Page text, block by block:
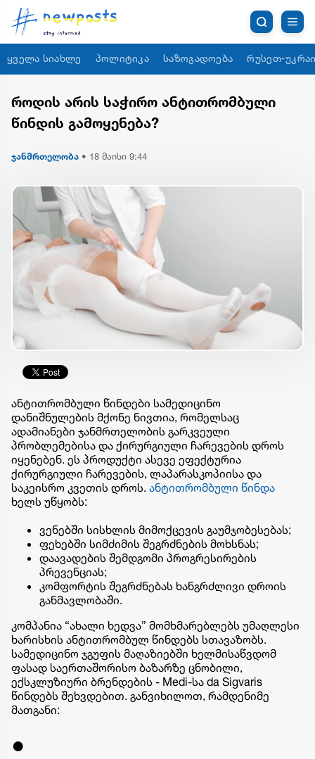
ყველა სიახლე პოლიტიკა საზოგადოება რუსეთ-
როდის არის საჭირო ანტითრომბული
წინდის გამოყენება?
ჯანმრთელობა • 18 მაისი 9:44
ანტითრომბული წინდები სამედიცინო
დანიშნულების მქონე ნივთია, რომელსაც
ადამიანები ჯანმრთელობის გარკვეული
პრობლემებისა და ქირურგიული ჩარევების დროს
იყენებენ. ეს პროდუქტი ასევე ეფექტურია
ქირურგიული ჩარევების, ლაპარასკოპიისა და
საკეისრო კვეთის დროს. ანტითრომბული წინდა
ხელს უწყობს:
ვენებში სისხლის მიმოქცევის გაუმჯობესებას;
ფეხებში სიმძიმის შეგრძნების მოხსნას;
დაავადების შემდგომი პროგრესირების
პრევენციას;
კომფორტის შეგრძნებას ხანგრძლივი დროის
განმავლობაში.
კომპანია “ახალი ხედვა” მომხმარებლებს უმაღლესი
ხარისხის ანტითრომბულ წინდებს სთავაზობს.
სამედიცინო ჯგუფის მაღაზიებში ხელმისაწვდომ
ფასად საერთაშორისო ბაზარზე ცნობილი,
ექსკლუზიური ბრენდების - Medi-სა da Sigvaris
წინდებს შეხვდებით. განვიხილოთ, რამდენიმე
მათგანი:
●